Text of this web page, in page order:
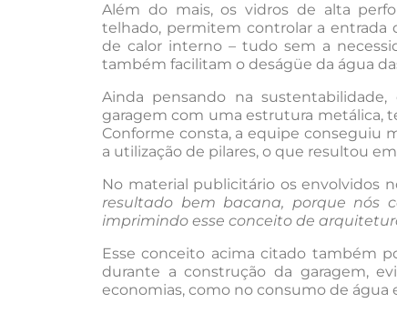
Além do mais, os vidros de alta
telhado, permitem controlar a entrada
de calor interno – tudo sem a
também facilitam o deságüe da água
Ainda pensando na
garagem com uma estrutura metálica,
Conforme consta, a equipe conseguiu
a utilização de pilares, o que resultou
No material publicitário os envolvidos
resultado bem bacana, porque nós
imprimindo esse conceito de
Esse conceito acima citado também
durante a construção da garagem,
economias, como no consumo de água